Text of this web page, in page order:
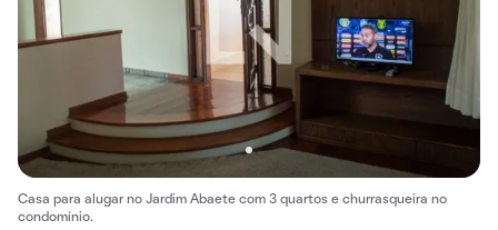
Casa para alugar no Jardim Abaete com 3 quartos e churrasqueira no
condomínio.